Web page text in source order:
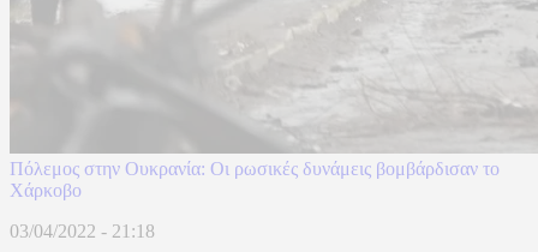
Πόλεμος στην Ουκρανία: Οι ρωσικές δυνάμεις βομβάρδισαν το
Χάρκοβο
03/04/2022 - 21:18